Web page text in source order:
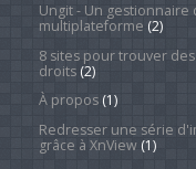
Ungit - Un
multiplateforme (2)
8 sites pour trouver
droits(2)
À propos(1)
Redresser une série
grâce à XnView(1)